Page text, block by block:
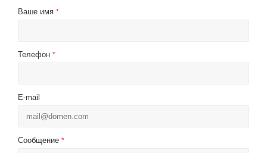
Ваше имя *
Телефон *
E-mail
Сообщение *